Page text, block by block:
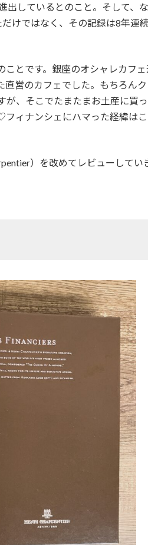
出しているとのこと。そして、
けではなく、その記録は8年連
とです。銀座のオシャレカフ
営のカフェでした。もちろん
が、そこでたまたまお土産に買
ィナンシェにハマった経緯は
）を改めてレビューしてい